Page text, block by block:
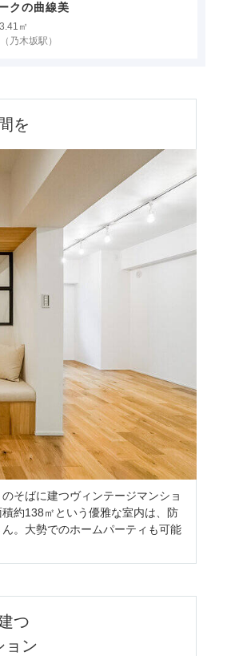
クの曲線美
㎡
（乃木坂駅）
を
そばに建つヴィンテージマンショ
約138㎡という優雅な室内は、防
。大勢でのホームパーティも可能
つ
ョン